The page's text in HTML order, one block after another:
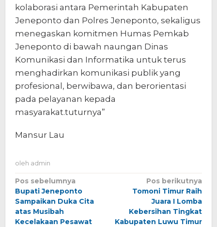
kolaborasi antara Pemerintah Kabupaten
Jeneponto dan Polres Jeneponto, sekaligus
menegaskan komitmen Humas Pemkab
Jeneponto di bawah naungan Dinas
Komunikasi dan Informatika untuk terus
menghadirkan komunikasi publik yang
profesional, berwibawa, dan berorientasi
pada pelayanan kepada
masyarakat.tuturnya”
Mansur Lau
oleh admin
Navigasi
pos
Pos sebelumnya
Bupati Jeneponto
Sampaikan Duka Cita
atas Musibah
Kecelakaan Pesawat
Pos berikutnya
Tomoni Timur Raih
Juara I Lomba
Kebersihan Tingkat
Kabupaten Luwu Timur